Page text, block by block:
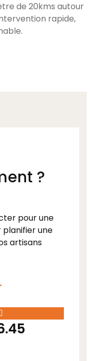
de 20kms autour
rapide,
?
pour une
une
artisans